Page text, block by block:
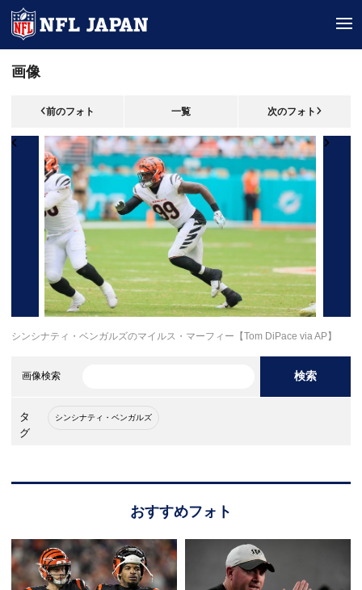
画像
前のフォト 一覧 次のフォト
シンシナティ・ベンガルズのマイルス・マーフィー【Tom DiPace via AP】
画像検索 検索
タ
グ
シンシナティ・ベンガルズ
おすすめフォト